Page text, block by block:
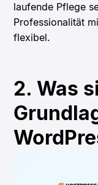
laufende Pflege
Professionalität
flexibel.
2. Was